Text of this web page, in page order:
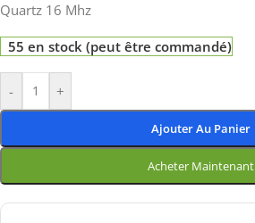
Quartz 16 Mhz
55 en stock (peut être commandé)
- +
Ajouter Au Panier
Acheter Maintenant